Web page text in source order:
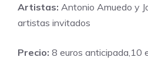
Artistas: Antonio Amuedo y
artistas invitados
Precio: 8 euros anticipada,10